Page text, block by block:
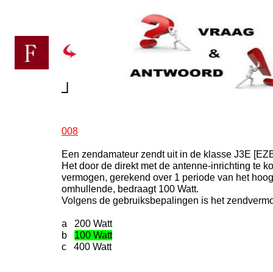
008
Een zendamateur zendt uit in de klasse J3E
Het door de direkt met de antenne-inrichting te
vermogen, gerekend over 1 periode van het
omhullende, bedraagt 100 Watt.
Volgens de gebruiksbepalingen is het
a 200 Watt
b 100 Watt
c 400 Watt
┘